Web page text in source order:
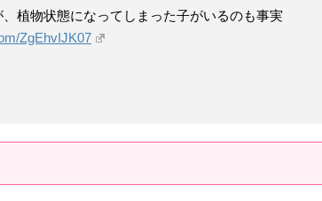
植物状態になってしまった子がいるのも事実
ZgEhvIJK07